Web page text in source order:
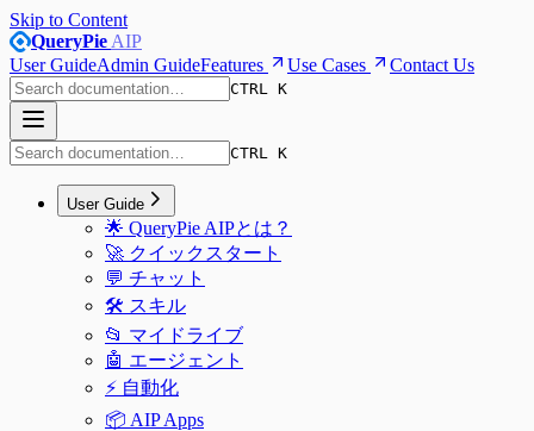
Skip to Content
QueryPie AIP
User GuideAdmin GuideFeatures Use Cases Contact Us
CTRL K
CTRL K
User Guide
🌟 QueryPie AIPとは？
🚀 クイックスタート
💬 チャット
🛠️ スキル
📂 マイドライブ
🤖 エージェント
⚡️ 自動化
📦 AIP Apps